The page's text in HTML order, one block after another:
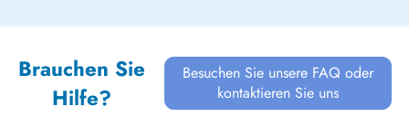
Brauchen Sie
Hilfe?
Besuchen Sie unsere FAQ oder
kontaktieren Sie uns